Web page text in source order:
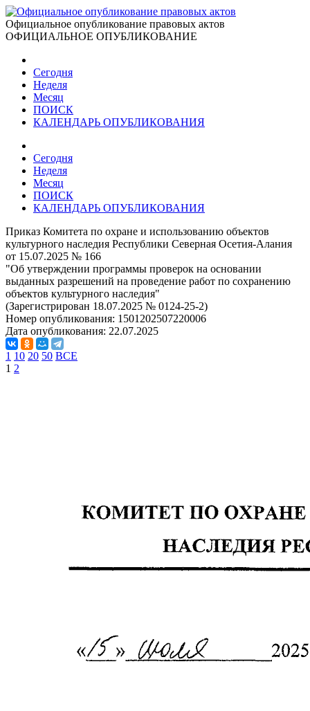
Официальное опубликование правовых актов
ОФИЦИАЛЬНОЕ ОПУБЛИКОВАНИЕ
Сегодня
Неделя
Месяц
ПОИСК
КАЛЕНДАРЬ ОПУБЛИКОВАНИЯ
Сегодня
Неделя
Месяц
ПОИСК
КАЛЕНДАРЬ ОПУБЛИКОВАНИЯ
Приказ Комитета по охране и использованию объектов
культурного наследия Республики Северная Осетия-Алания
от 15.07.2025 № 166
"Об утверждении программы проверок на основании
выданных разрешений на проведение работ по сохранению
объектов культурного наследия"
(Зарегистрирован 18.07.2025 № 0124-25-2)
Номер опубликования: 1501202507220006
Дата опубликования: 22.07.2025
1 10 20 50 ВСЕ
1 2